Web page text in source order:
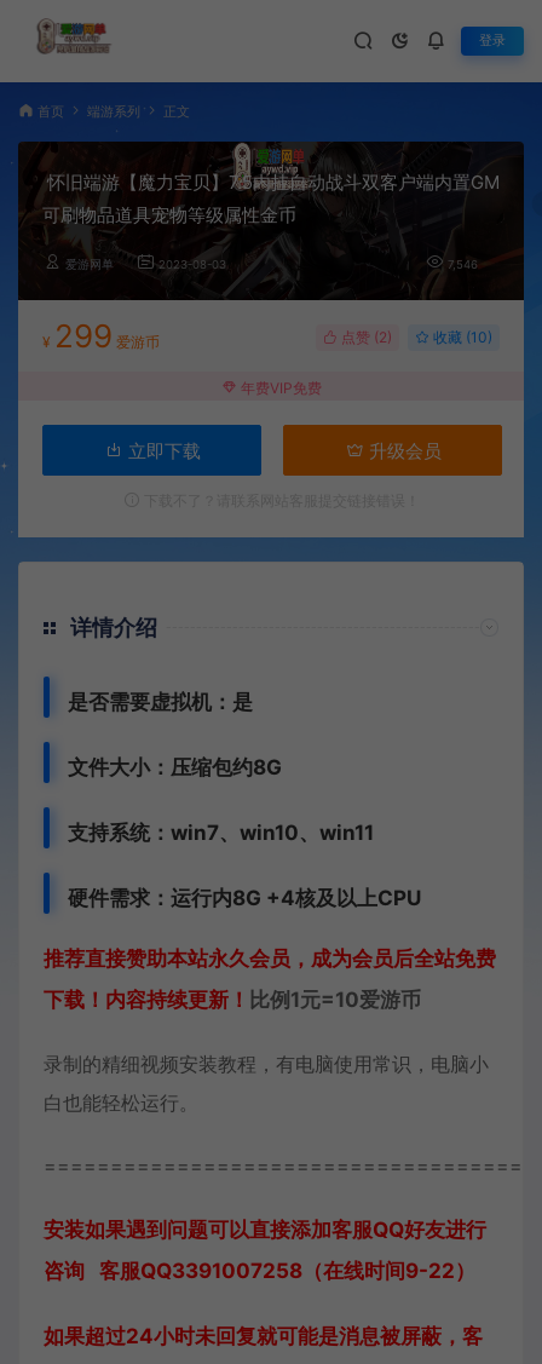
登录
首页 端游系列 正文
怀旧端游【魔力宝贝】7.5内挂自动战斗双客户端内置GM
可刷物品道具宠物等级属性金币
爱游网单 2023-08-03 7,546
¥ 299 爱游币 点赞 (2) 收藏 (10)
年费VIP免费
立即下载 升级会员
详情介绍
是否需要虚拟机：是
文件大小：压缩包约8G
支持系统：win7、win10、win11
硬件需求：运行内8G +4核及以上CPU
推荐直接赞助本站永久会员，成为会员后全站免费
下载！内容持续更新！ 比例1元=10爱游币
录制的精细视频安装教程，有电脑使用常识，电脑小
白也能轻松运行。
安装如果遇到问题可以直接添加客服QQ好友进行
咨询 客服QQ3391007258（在线时间9-22）
如果超过24小时未回复就可能是消息被屏蔽，客